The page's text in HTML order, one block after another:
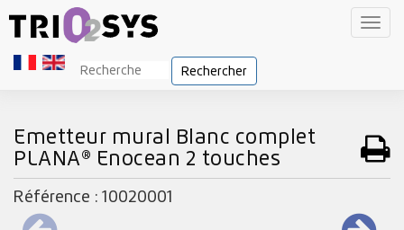
Rechercher
Emetteur mural Blanc complet
PLANA® Enocean 2 touches
Référence : 10020001